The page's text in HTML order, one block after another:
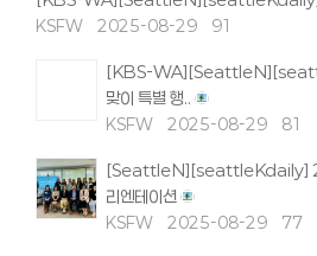
KSFW 2025-08-29 91
[KBS-
맞이 특별 행..
KSFW 2025-08-29 81
[SeattleN][seattleKdaily]
리엔테이션
KSFW 2025-08-29 77